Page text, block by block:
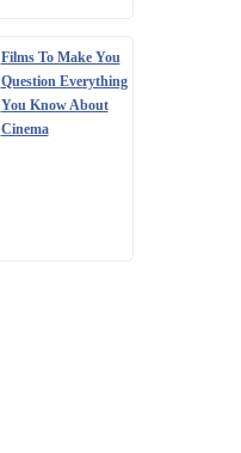
Films To Make You
Question Everything
You Know About
Cinema